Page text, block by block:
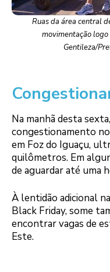
Ruas da área central
movimentação
Gentileza/
Na manhã desta
congestionamento
em Foz do Iguaçu,
quilômetros. Em
de aguardar até uma
À lentidão adicional
Black Friday, some
encontrar vagas de
Este.